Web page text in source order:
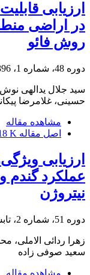
ارزیابی
در اراضی
روش فائو
دوره 48، شماره 1، 1396، صفحه
سید جلال یدالهی
حسینی، غلامرضا
مشاهده مقاله
اصل مقاله K
ارزیابی
عملکرد گندم
نیتروژن
دوره 51، شماره 2، تابستان 1399، صفحه
زهرا ردائی الاملی،
سعید صوفی زاده
مشاهده مقاله